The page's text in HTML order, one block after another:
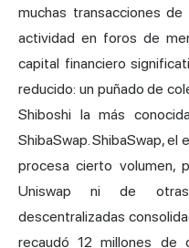
muchas transacciones
actividad en foros de
capital financiero
reducido: un puñado de
Shiboshi la más
ShibaSwap. ShibaSwap,
procesa cierto volumen,
Uniswap ni de
descentralizadas
recaudó 12 millones